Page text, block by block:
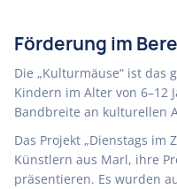
Förderung im
Die „Kulturmäuse“ ist das
Kindern im Alter von 6–12
Bandbreite an kulturellen
Das Projekt „Dienstags im
Künstlern aus Marl, ihre
präsentieren. Es wurden